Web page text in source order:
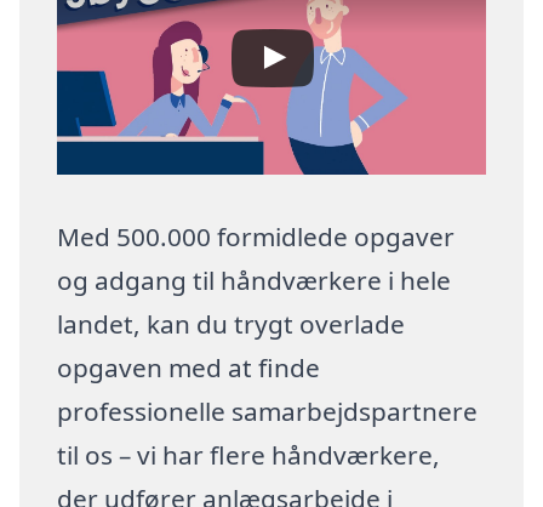
Med 500.000 formidlede opgaver
og adgang til håndværkere i hele
landet, kan du trygt overlade
opgaven med at finde
professionelle samarbejdspartnere
til os – vi har flere håndværkere,
der udfører anlægsarbejde i